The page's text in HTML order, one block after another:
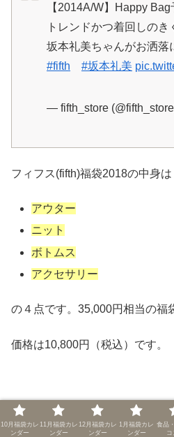
【2014A/W】Happy
トレンドかつ着回しのき
坂本礼美ちゃんがお洒落
#fifth
#坂本礼美
— fifth_store
フィフス(fifth)福袋2018の中身は
アウター
ニット
ボトムス
アクセサリー
の４点です。35,000円相当の福
価格は10,800円（税込）です。
福袋のアイテムでコーディネー
す！
10月福袋カレ
ンダー
11月福袋カレ
ンダー
12月福袋カレ
ンダー
1月福袋カレ
ンダー
食品
コ